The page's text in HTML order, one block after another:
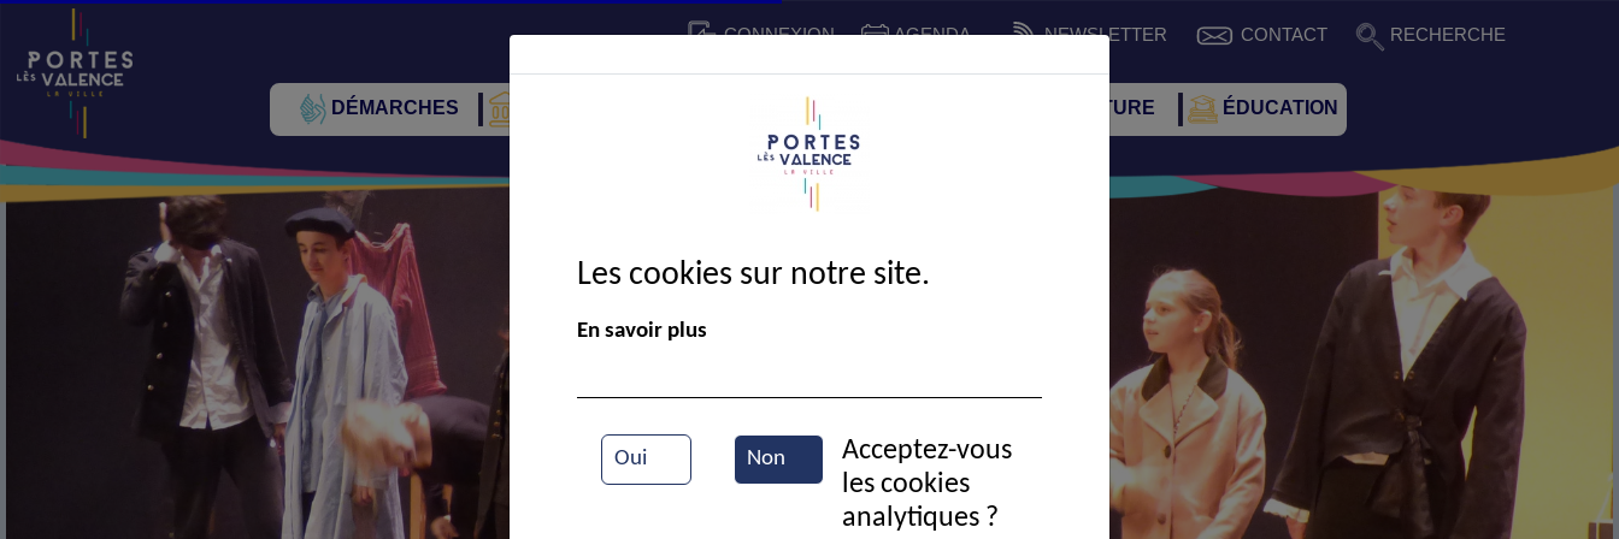
CONNEXION AGENDA NEWSLETTER CONTACT RECHERCHE
DÉMARCHES CADRE DE VIE SPORT ET CULTURE ÉDUCATION
Festival AJT
Les cookies sur notre site.
En savoir plus
Oui Non
Acceptez-vous
les cookies
analytiques ?